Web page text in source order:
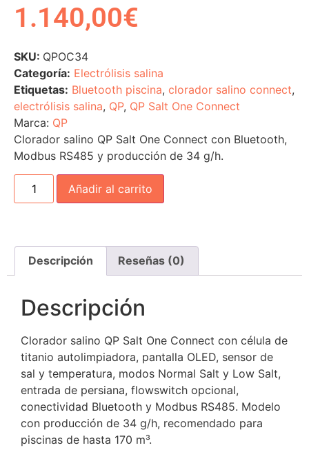
1.140,00€
SKU: QPOC34
Categoría: Electrólisis salina
Etiquetas: Bluetooth piscina, clorador salino connect,
electrólisis salina, QP, QP Salt One Connect
Marca: QP
Clorador salino QP Salt One Connect con Bluetooth,
Modbus RS485 y producción de 34 g/h.
Añadir al carrito
Descripción Reseñas (0)
Descripción
Clorador salino QP Salt One Connect con célula de
titanio autolimpiadora, pantalla OLED, sensor de
sal y temperatura, modos Normal Salt y Low Salt,
entrada de persiana, flowswitch opcional,
conectividad Bluetooth y Modbus RS485. Modelo
con producción de 34 g/h, recomendado para
piscinas de hasta 170 m³.